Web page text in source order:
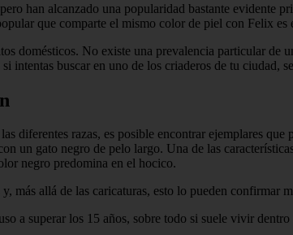
han alcanzado una popularidad bastante evidente
que comparte el mismo color de piel con Felix
domésticos. No existe una prevalencia particular de
buscar en uno de los criaderos de tu ciudad,
diferentes razas, es posible encontrar ejemplares
un gato negro de pelo largo. Una de las
negro predomina en el hocico.
más allá de las caricaturas, esto lo pueden confirmar
a superar los 15 años, sobre todo si suele vivir dentro